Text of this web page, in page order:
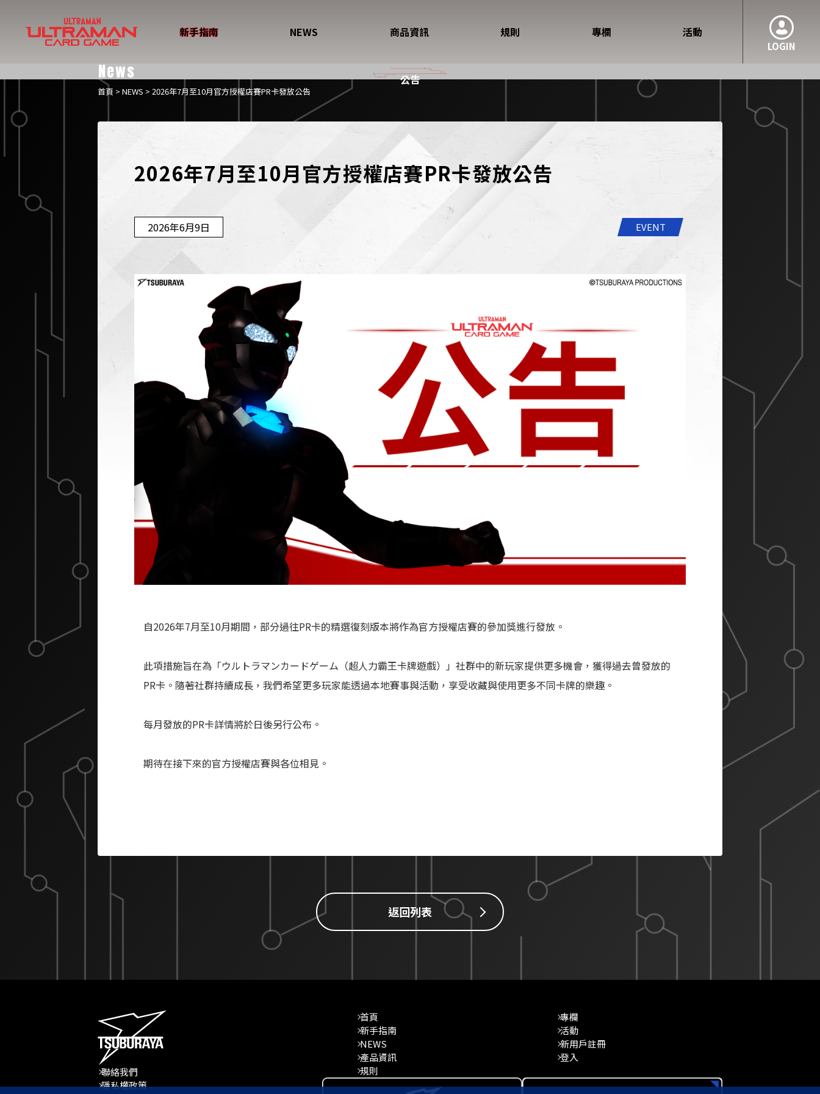
LOGIN
新手指南 NEWS 商品資訊 規則 專欄 活動
News 公告
首頁 > NEWS > 2026年7月至10月官方授權店賽PR卡發放公告
2026年7月至10月官方授權店賽PR卡發放公告
2026年6月9日 EVENT
自2026年7月至10月期間，部分過往PR卡的精選復刻版本將作為官方授權店賽的參加獎進行發放。
此項措施旨在為「ウルトラマンカードゲーム（超人力霸王卡牌遊戲）」社群中的新玩家提供更多機會，獲得過去曾發放的
PR卡。隨著社群持續成長，我們希望更多玩家能透過本地賽事與活動，享受收藏與使用更多不同卡牌的樂趣。
每月發放的PR卡詳情將於日後另行公布。
期待在接下來的官方授權店賽與各位相見。
返回列表
聯絡我們
隱私權政策
首頁
新手指南
NEWS
產品資訊
規則
專欄
活動
新用戶註冊
登入